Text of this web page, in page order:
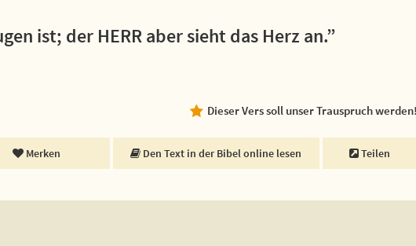
ist; der HERR aber sieht das Herz an.”
Dieser Vers soll unser Trauspruch werden!
Merken Den Text in der Bibel online lesen Teilen